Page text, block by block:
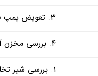
۳. تعویض پمپ فشار آب و بررسی اتصالات الکتریکی و مکانیکی پمپ.
۴. بررسی مخزن آب و اطمینان از پر بودن آن، تعویض سنسور سطح آب در صورت خرابی.
۱. بررسی شیر تخلیه و واشرهای داخلی، تعویض قطعات آسیب دیده و اطمینان از تنظیم فشار.